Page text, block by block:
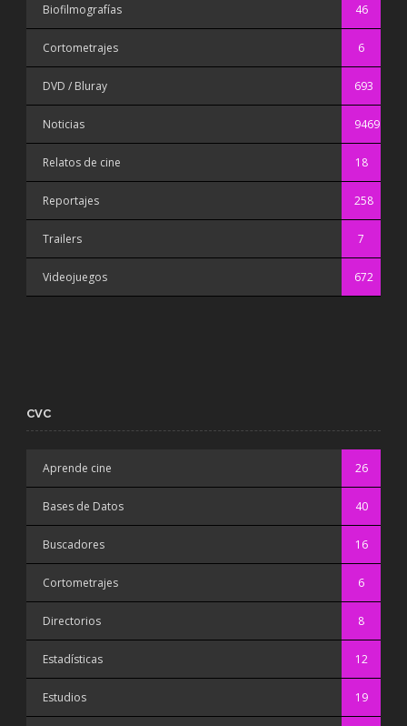
Biofilmografías 46
Cortometrajes 6
DVD / Bluray 693
Noticias 9469
Relatos de cine 18
Reportajes 258
Trailers 7
Videojuegos 672
CVC
Aprende cine 26
Bases de Datos 40
Buscadores 16
Cortometrajes 6
Directorios 8
Estadísticas 12
Estudios 19